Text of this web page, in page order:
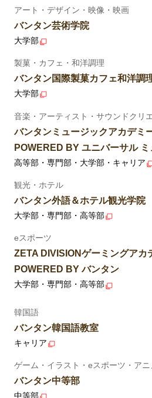
アート・デザイン・映像・映画
バンタン芸術学院
大学部
製菓・カフェ・和洋調理
バンタン国際製菓カフェ和洋調
大学部
音楽・アーティスト・サウンドクリ
バンタンミュージックアカデミ
POWERED BY ユニバーサル ミ
高等部・専門部・大学部・キャリア
観光・ホテル
バンタン外語＆ホテル観光学院
大学部・専門部・高等部
eスポーツ
ZETA DIVISIONゲーミングアカ
POWERED BY バンタン
大学部・専門部・高等部
韓国語
バンタン韓国語教室
キャリア
ゲーム・イラスト・eスポーツ・アニ
バンタン中等部
中等部